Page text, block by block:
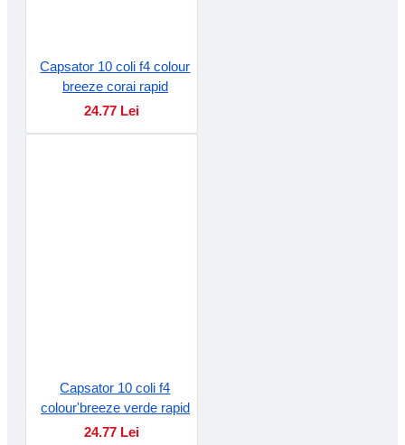
Capsator 10 coli f4 colour
breeze corai rapid
24.77 Lei
Capsator 10 coli f4
colour'breeze verde rapid
24.77 Lei